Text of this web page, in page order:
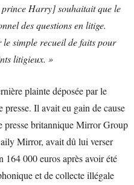
Harry] souhaitait que le
des questions en litige.
le simple recueil de faits pour
litigieux. »
plainte déposée par le
Il avait eu gain de cause
presse britannique Mirror Group
Mirror, avait dû lui verser
000 euros après avoir été
et de collecte illégale